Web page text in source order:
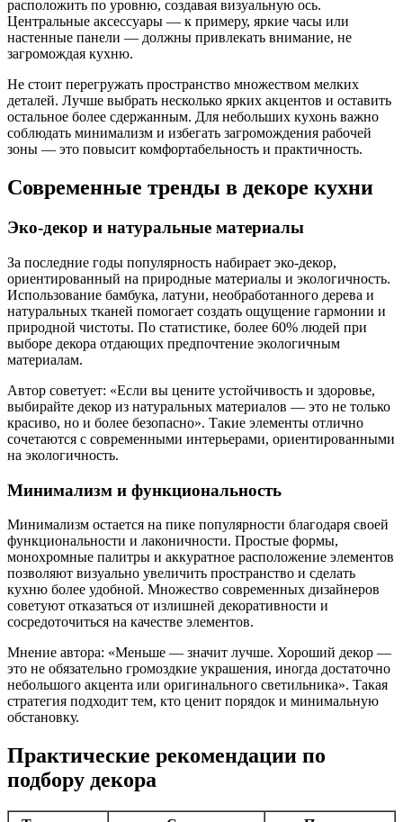
расположить по уровню, создавая визуальную ось.
Центральные аксессуары — к примеру, яркие часы или
настенные панели — должны привлекать внимание, не
загромождая кухню.
Не стоит перегружать пространство множеством мелких
деталей. Лучше выбрать несколько ярких акцентов и оставить
остальное более сдержанным. Для небольших кухонь важно
соблюдать минимализм и избегать загромождения рабочей
зоны — это повысит комфортабельность и практичность.
Современные тренды в декоре кухни
Эко-декор и натуральные материалы
За последние годы популярность набирает эко-декор,
ориентированный на природные материалы и экологичность.
Использование бамбука, латуни, необработанного дерева и
натуральных тканей помогает создать ощущение гармонии и
природной чистоты. По статистике, более 60% людей при
выборе декора отдающих предпочтение экологичным
материалам.
Автор советует: «Если вы цените устойчивость и здоровье,
выбирайте декор из натуральных материалов — это не только
красиво, но и более безопасно». Такие элементы отлично
сочетаются с современными интерьерами, ориентированными
на экологичность.
Минимализм и функциональность
Минимализм остается на пике популярности благодаря своей
функциональности и лаконичности. Простые формы,
монохромные палитры и аккуратное расположение элементов
позволяют визуально увеличить пространство и сделать
кухню более удобной. Множество современных дизайнеров
советуют отказаться от излишней декоративности и
сосредоточиться на качестве элементов.
Мнение автора: «Меньше — значит лучше. Хороший декор —
это не обязательно громоздкие украшения, иногда достаточно
небольшого акцента или оригинального светильника». Такая
стратегия подходит тем, кто ценит порядок и минимальную
обстановку.
Практические рекомендации по
подбору декора